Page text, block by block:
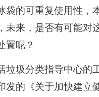
的可重复使用性，
未来，是否有可能对
置呢？
圾分类指导中心的
发的《关于加快建立